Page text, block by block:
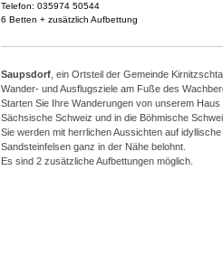
Telefon: 035974 50544
6 Betten + zusätzlich Aufbettung
Saupsdorf, ein Ortsteil der Gemeinde
Wander- und Ausflugsziele am Fuße des
Starten Sie Ihre Wanderungen von unserem Haus
Sächsische Schweiz und in die Böhmische
Sie werden mit herrlichen Aussichten auf
Sandsteinfelsen ganz in der Nähe belohnt.
Es sind 2 zusätzliche Aufbettungen möglich.